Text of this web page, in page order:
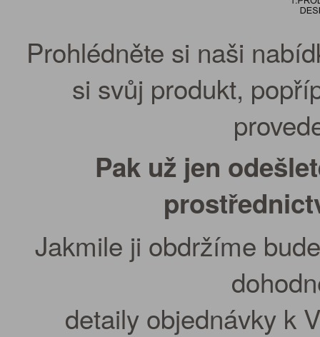
Prohlédněte si naši
si svůj produkt,
Pak už jen
Jakmile ji obdržíme
detaily objednávky k